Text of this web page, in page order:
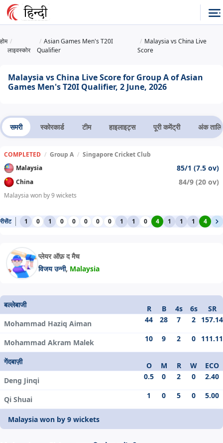
होम
लाइवस्कोर
Asian Games Men's T20I
Qualifier
Malaysia vs China Live
Score
Malaysia vs China Live Score for Group A of Asian
Games Men's T20I Qualifier, 2 June, 2026
समरी स्कोरकार्ड टीम हाइलाइट्स पूरी कमेंट्री अंक
COMPLETED / Group A / Singapore Cricket Club
Malaysia
85/1 (7.5 ov)
China 84/9 (20 ov)
Malaysia won by 9 wickets
रीसेंट 1 0 1 0 0 0 0 0 1 1 0 4 1 1 1 4 1
प्लेयर ऑफ़ द मैच
विजय उन्नी, Malaysia
बल्लेबाजी R B 4s 6s
SR
Mohammad Haziq Aiman
44 28 7 2 157.14
Mohammad Akram Malek 10 9 2 0 111.11
गेंदबाज़ी O M R W
ECO
Deng Jinqi
0.5 0 2 0 2.40
Qi Shuai 1 0 5 0 5.00
Malaysia won by 9 wickets